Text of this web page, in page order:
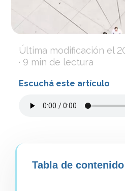
Última modificación el
· 9 min de lectura
Escuchá este artículo
Tabla de contenido